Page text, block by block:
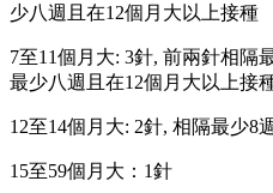
少八週且在12個月大以上接種
7至11個月大: 3針, 前兩針相隔
最少八週且在12個月大以上接
12至14個月大: 2針, 相隔最少8週
15至59個月大：1針